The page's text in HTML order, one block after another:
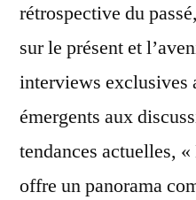
rétrospective du
sur le présent et
interviews exclusives
émergents aux
tendances actuelles,
offre un panorama